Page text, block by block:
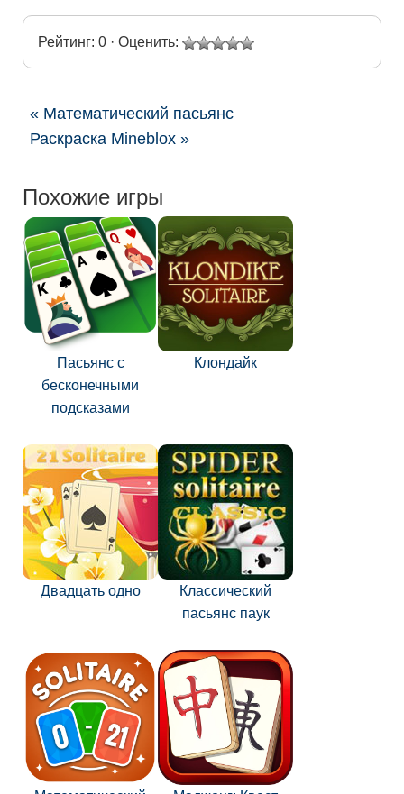
Рейтинг: 0 · Оценить:
« Математический пасьянс
Раскраска Mineblox »
Похожие игры
Пасьянс с
бесконечными
подсказами
Клондайк
Двадцать одно
Классический
пасьянс паук